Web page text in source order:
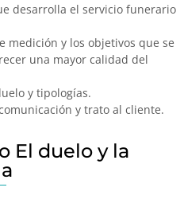
desarrolla el servicio funerario
medición y los objetivos que se
una mayor calidad del
y tipologías.
y trato al cliente.
El duelo y la